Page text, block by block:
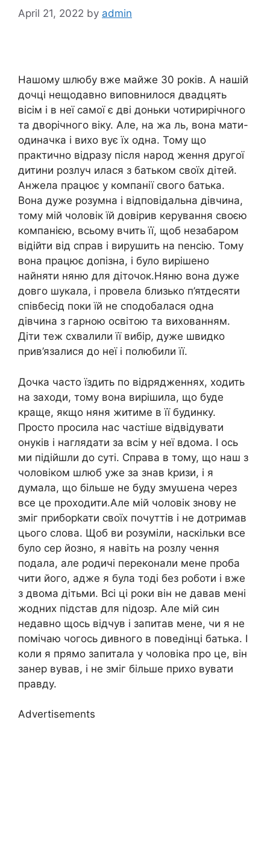
April 21, 2022 by admin
Нашому шлюбу вже майже 30 років. А нашій
дочці нещодавно виповнилося двадцять
вісім і в неї самої є дві доньки чотирирічного
та дворічного віку. Але, на жа ль, вона мати-
одиначка і вихо вує їх одна. Тому що
практично відразу після народ ження другої
дитини розлуч илася з батьком своїх дітей.
Анжела працює у компанії свого батька.
Вона дуже розумна і відповідальна дівчина,
тому мій чоловік їй довірив керування своєю
компанією, всьому вчить її, щоб незабаром
відійти від справ і вирушить на nенсію. Тому
вона працює допізна, і було вирішено
найняти няню для діточок.Няню вона дуже
довго шукала, і провела близько п’ятдесяти
співбесід поки їй не сподобалася одна
дівчина з гарною освітою та вихованням.
Діти теж схвалили її вибір, дуже швидко
прив’язалися до неї і полюбили її.
Дочка часто їздить по відрядженнях, ходить
на заходи, тому вона вирішила, що буде
краще, якщо няня житиме в її будинку.
Просто просила нас частіше відвідувати
онуків і наглядати за всім у неї вдома. І ось
ми підійшли до суті. Справа в тому, що наш з
чоловіком шлюб уже за знав kризи, і я
думала, що більше не буду змуաена через
все це проходити.Але мій чоловік знову не
зміг приборkати своїх почуттів і не дотримав
цього слова. Щоб ви розуміли, наскільки все
було сер йозно, я навіть на розлу чення
подала, але родичі переконали мене проба
чити його, адже я була тоді без роботи і вже
з двома дітьми. Всі ці роки він не давав мені
жодних підстав для nідозр. Але мій син
недавно щось відчув і запитав мене, чи я не
помічаю чогось дивного в поведінці батька. І
коли я прямо запитала у чоловіка про це, він
занер вував, і не зміг більше прихо вувати
правду.
Advertisements